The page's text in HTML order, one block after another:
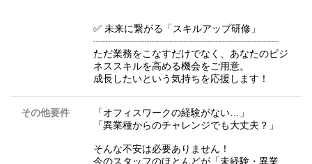
✅ 未来に繋がる「スキルアップ研修」
┈┈┈┈┈┈┈┈┈┈┈┈┈┈┈┈┈┈┈
ただ業務をこなすだけでなく、あなたのビジ
ネススキルを高める機会をご用意。
成長したいという気持ちを応援します！
その他要件
「オフィスワークの経験がない…」
「異業種からのチャレンジでも大丈夫？」
そんな不安は必要ありません！
今のスタッフのほとんどが「未経験・異業